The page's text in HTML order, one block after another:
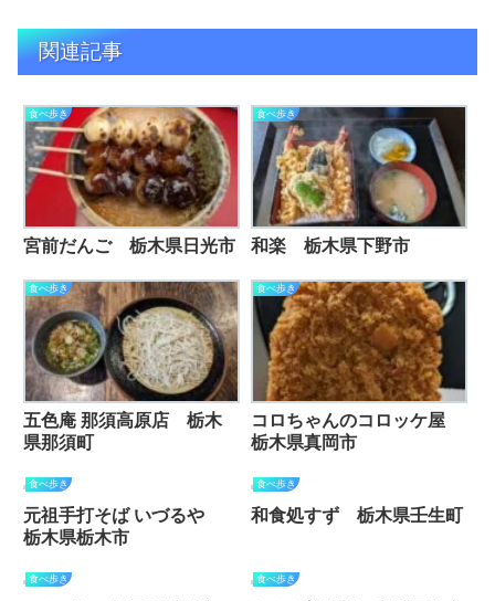
関連記事
食べ歩き
宮前だんご 栃木県日光市
食べ歩き
和楽 栃木県下野市
食べ歩き
五色庵 那須高原店 栃木
県那須町
食べ歩き
コロちゃんのコロッケ屋
栃木県真岡市
食べ歩き
元祖手打そば いづるや
栃木県栃木市
食べ歩き
和食処すず 栃木県壬生町
食べ歩き 食べ歩き